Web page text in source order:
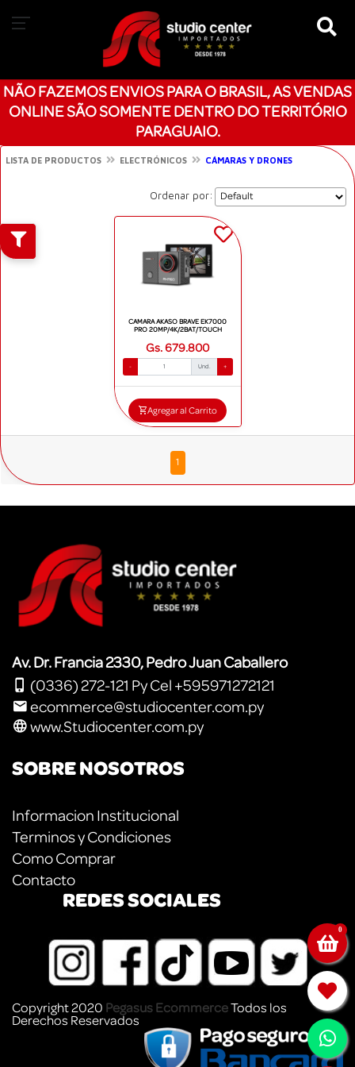
NÃO FAZEMOS ENVIOS PARA O BRASIL, AS VENDAS
ONLINE SÃO SOMENTE DENTRO DO TERRITÓRIO
PARAGUAIO.
LISTA DE PRODUCTOS ELECTRÓNICOS CÁMARAS Y DRONES
Ordenar por:
CAMARA AKASO BRAVE EK7000
PRO 20MP/4K/2BAT/TOUCH
Gs. 679.800
- Und. +
Agregar al Carrito
1
Av. Dr. Francia 2330, Pedro Juan Caballero
(0336) 272-121 Py Cel +595971272121
ecommerce@studiocenter.com.py
www.Studiocenter.com.py
SOBRE NOSOTROS
Informacion Institucional
Terminos y Condiciones
Como Comprar
Contacto
REDES SOCIALES
0
Copyright 2020 Pegasus EcommerceTodos los
Derechos Reservados